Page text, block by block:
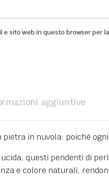
e sito web in questo browser per
aggiuntive
pietra in nuvola: poiché
questi pendenti di
e colore naturali,